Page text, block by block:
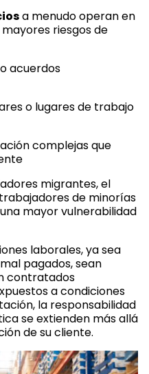
a menudo operan en
riesgos de
acuerdos
o lugares de trabajo
complejas que
migrantes, el
de minorías
mayor vulnerabilidad
laborales, ya sea
pagados, sean
contratados
a condiciones
la responsabilidad
se extienden más allá
de su cliente.